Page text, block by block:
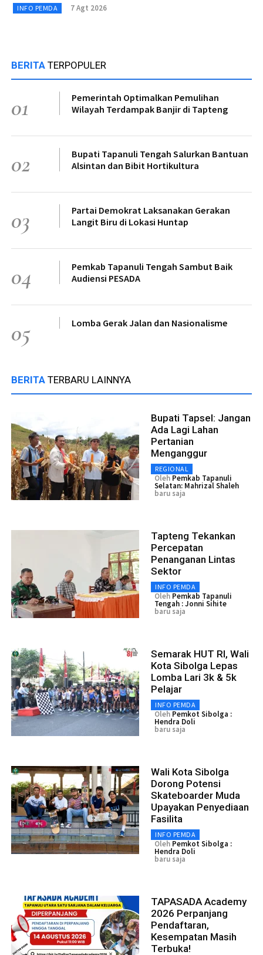
INFO PEMDA 7 Agt 2026
BERITA TERPOPULER
01
Pemerintah Optimalkan Pemulihan
Wilayah Terdampak Banjir di Tapteng
02
Bupati Tapanuli Tengah Salurkan Bantuan
Alsintan dan Bibit Hortikultura
03
Partai Demokrat Laksanakan Gerakan
Langit Biru di Lokasi Huntap
04
Pemkab Tapanuli Tengah Sambut Baik
Audiensi PESADA
05 Lomba Gerak Jalan dan Nasionalisme
BERITA TERBARU LAINNYA
Bupati Tapsel: Jangan
Ada Lagi Lahan
Pertanian
Menganggur
REGIONAL
Oleh Pemkab Tapanuli
Selatan: Mahrizal Shaleh
baru saja
Tapteng Tekankan
Percepatan
Penanganan Lintas
Sektor
INFO PEMDA
Oleh Pemkab Tapanuli
Tengah : Jonni Sihite
baru saja
Semarak HUT RI, Wali
Kota Sibolga Lepas
Lomba Lari 3k & 5k
Pelajar
INFO PEMDA
Oleh Pemkot Sibolga :
Hendra Doli
baru saja
Wali Kota Sibolga
Dorong Potensi
Skateboarder Muda
Upayakan Penyediaan
Fasilita
INFO PEMDA
Oleh Pemkot Sibolga :
Hendra Doli
baru saja
TAPASADA Academy
2026 Perpanjang
Pendaftaran,
Kesempatan Masih
Terbuka!